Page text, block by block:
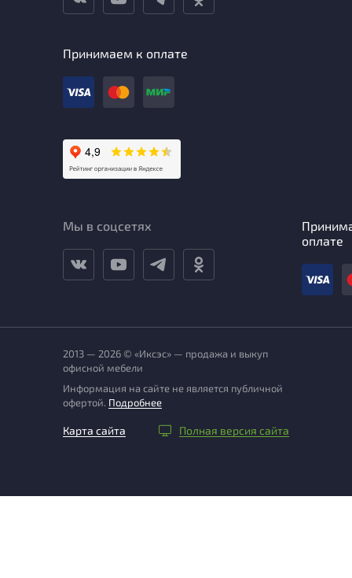
Принимаем к оплате
Мы в соцсетях
оплате
2013 — 2026 © «Иксэс» — продажа и выкуп
офисной мебели
Информация на сайте не является публичной
офертой. Подробнее
Карта сайта Полная версия сайта